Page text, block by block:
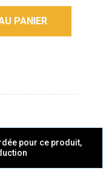
PANIER
pour ce produit,